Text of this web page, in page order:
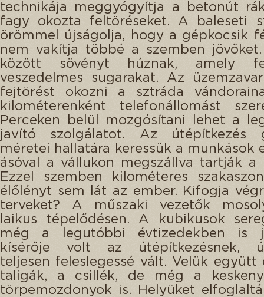
technikája meggyógyítja a betonút
fagy okozta feltöréseket. A baleseti
örömmel újságolja, hogy a gépkocsik
nem vakítja többé a szemben
között sövényt húznak, amely
veszedelmes sugarakat. Az
fejtörést okozni a sztráda
kilométerenként telefonállomást
Perceken belül mozgósítani lehet a
javító szolgálatot. Az útépítkezés
méretei hallatára keressük a munkások
ásóval a vállukon megszállva tartják a
Ezzel szemben kilométeres
élőlényt sem lát az ember. Kifogja
terveket? A műszaki vezetők
laikus tépelődésen. A kubikusok
még a legutóbbi évtizedekben is
kísérője volt az útépítkezésnek,
teljesen feleslegessé vált. Velük együtt
taligák, a csillék, de még a
törpemozdonyok is. Helyüket